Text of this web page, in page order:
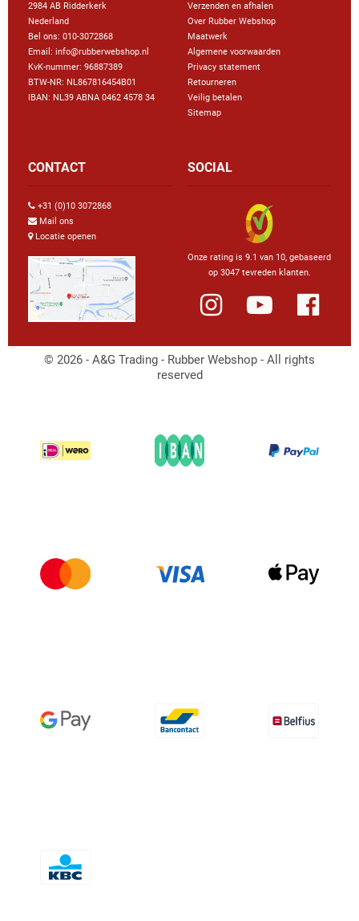
2984 AB Ridderkerk
Nederland
Bel ons: 010-3072868
Email: info@rubberwebshop.nl
KvK-nummer: 96887389
BTW-NR: NL867816454B01
IBAN: NL39 ABNA 0462 4578 34
Verzenden en afhalen
Over Rubber Webshop
Maatwerk
Algemene voorwaarden
Privacy statement
Retourneren
Veilig betalen
Sitemap
CONTACT
+31 (0)10 3072868
Mail ons
Locatie openen
SOCIAL
Onze rating is 9.1 van 10, gebaseerd
op 3047 tevreden klanten.
© 2026 - A&G Trading - Rubber Webshop - All rights
reserved